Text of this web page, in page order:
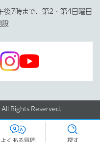
よくある質問 探す
後7時まで、第2・第4日曜日
設
Rights Reserved.